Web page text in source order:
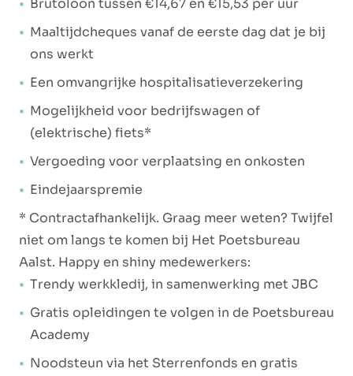
Brutoloon tussen €14,67 en €15,53 per uur
Maaltijdcheques vanaf de eerste dag dat je bij
ons werkt
Een omvangrijke hospitalisatieverzekering
Mogelijkheid voor bedrijfswagen of
(elektrische) fiets*
Vergoeding voor verplaatsing en onkosten
Eindejaarspremie
* Contractafhankelijk. Graag meer weten? Twijfel
niet om langs te komen bij Het Poetsbureau
Aalst. Happy en shiny medewerkers:
Trendy werkkledij, in samenwerking met JBC
Gratis opleidingen te volgen in de Poetsbureau
Academy
Noodsteun via het Sterrenfonds en gratis